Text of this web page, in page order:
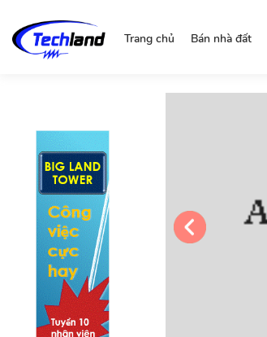
Trang chủ Bán nhà đất